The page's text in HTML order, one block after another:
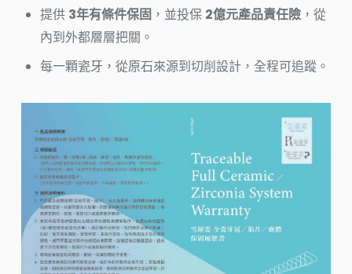
提供 3年有條件保固 ，並投保 2億元產品責任險，從
內到外都層層把關。
每一顆瓷牙，從原石來源到切削設計，全程可追蹤。